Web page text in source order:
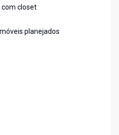
com closet
planejados